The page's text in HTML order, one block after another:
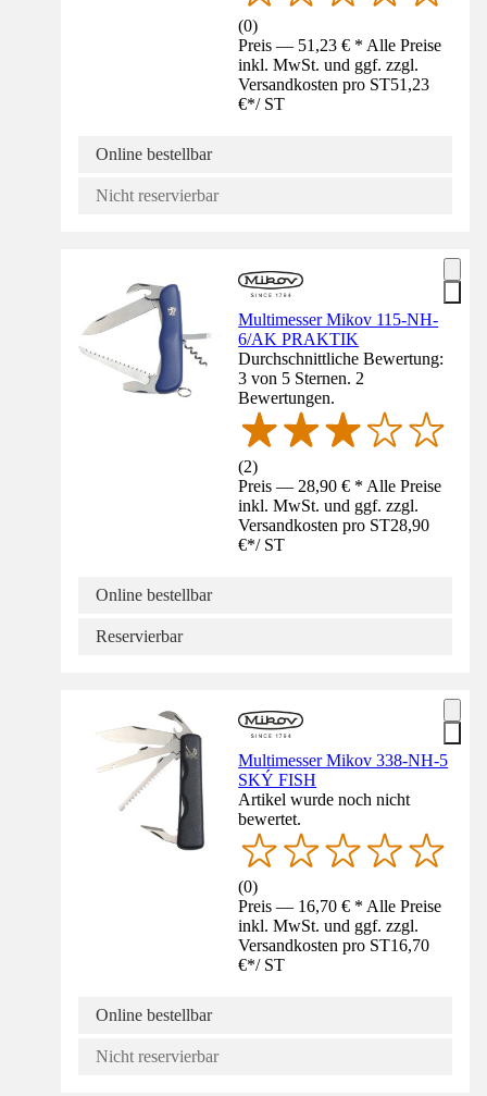
(0)
Preis — 51,23 € * Alle Preise
inkl. MwSt. und ggf. zzgl.
Versandkosten pro ST51,23
€*/ ST
Online bestellbar
Nicht reservierbar
Multimesser Mikov 115-NH-
6/AK PRAKTIK
Durchschnittliche Bewertung:
3 von 5 Sternen. 2
Bewertungen.
(2)
Preis — 28,90 € * Alle Preise
inkl. MwSt. und ggf. zzgl.
Versandkosten pro ST28,90
€*/ ST
Online bestellbar
Reservierbar
Multimesser Mikov 338-NH-5
SKÝ FISH
Artikel wurde noch nicht
bewertet.
(0)
Preis — 16,70 € * Alle Preise
inkl. MwSt. und ggf. zzgl.
Versandkosten pro ST16,70
€*/ ST
Online bestellbar
Nicht reservierbar